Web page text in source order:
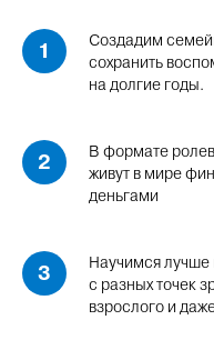
Создадим
сохранить
на долгие годы.
В формате
живут в мире
деньгами
Научимся лучше
с разных точек
взрослого и